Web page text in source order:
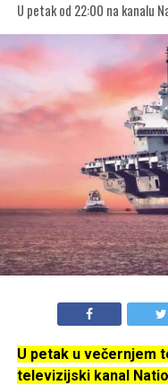
U petak od 22:00 na kanalu
U petak u večernjem
televizijski kanal